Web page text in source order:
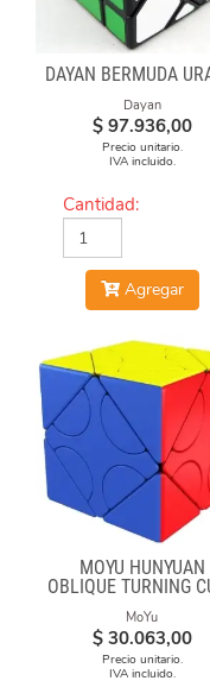
DAYAN BERMUDA
Dayan
$ 97.936,00
Precio unitario.
IVA incluido.
Cantidad:
Agregar
MOYU HUNYUAN
OBLIQUE TURNING
1 MIXUP SKEWB
MoYu
$ 30.063,00
Precio unitario.
IVA incluido.